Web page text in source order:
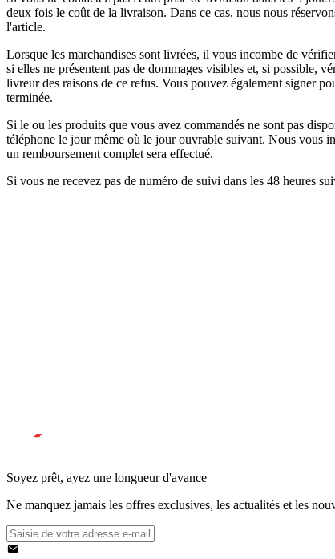
deux fois le coût de la livraison. Dans ce cas, nous nous
l'article.
Lorsque les marchandises sont livrées, il vous incombe de
si elles ne présentent pas de dommages visibles et, si possible,
livreur des raisons de ce refus. Vous pouvez également signer
terminée.
Si le ou les produits que vous avez commandés ne sont pas
téléphone le jour même où le jour ouvrable suivant. Nous vous
un remboursement complet sera effectué.
Si vous ne recevez pas de numéro de suivi dans les 48 heures
Soyez prêt, ayez une longueur d'avance
Ne manquez jamais les offres exclusives, les actualités et les